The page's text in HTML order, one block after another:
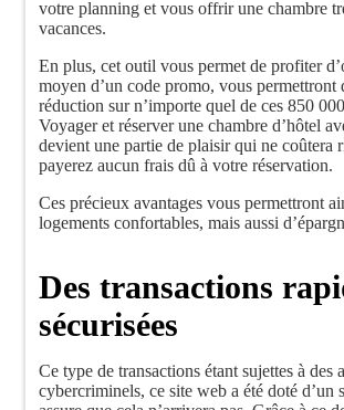
votre planning et vous offrir une chambre
vacances.
En plus, cet outil vous permet de profiter
moyen d’un code promo, vous permettront
réduction sur n’importe quel de ces 850
Voyager et réserver une chambre d’hôtel
devient une partie de plaisir qui ne coûtera
payerez aucun frais dû à votre réservation.
Ces précieux avantages vous permettront
logements confortables, mais aussi
Des transactions
sécurisées
Ce type de transactions étant sujettes à des
cybercriminels, ce site web a été doté d’un